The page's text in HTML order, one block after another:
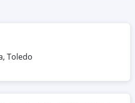
DE
Y HOSTELERÍA
S/N, Toledo,
, Toledo